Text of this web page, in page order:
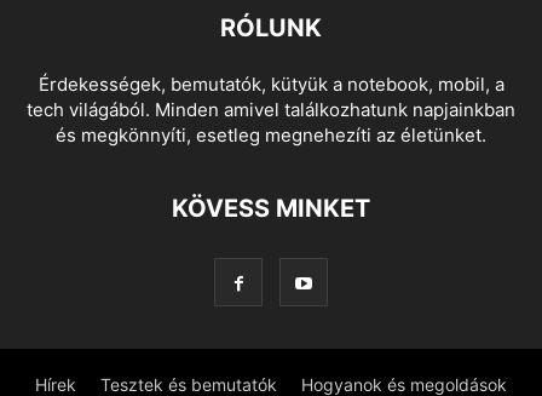
RÓLUNK
Érdekességek, bemutatók, kütyük a notebook, mobil, a
tech világából. Minden amivel találkozhatunk napjainkban
és megkönnyíti, esetleg megnehezíti az életünket.
KÖVESS MINKET
Hírek Tesztek és bemutatók Hogyanok és megoldások